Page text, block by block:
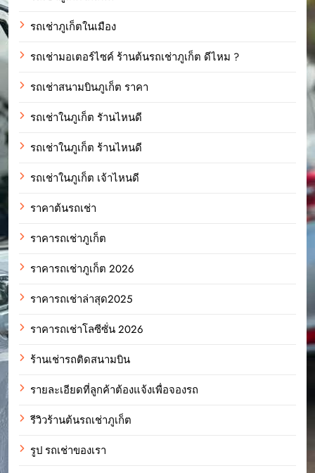
รถเช่าภูเก็ตในเมือง
รถเช่ามอเตอร์ไซค์ ร้านต้นรถเช่าภูเก็ต ดีไหม ?
รถเช่าสนามบินภูเก็ต ราคา
รถเช่าในภูเก็ต รัานไหนดี
รถเช่าในภูเก็ต ร้านไหนดี
รถเช่าในภูเก็ต เจ้าไหนดี
ราคาต้นรถเช่า
ราคารถเช่าภูเก็ต
ราคารถเช่าภูเก็ต 2026
ราคารถเช่าล่าสุด2025
ราคารถเช่าโลซีซั่น 2026
ร้านเช่ารถติดสนามบิน
รายละเอียดที่ลูกค้าต้องแจ้งเพื่อจองรถ
รีวิวร้านต้นรถเช่าภูเก็ต
รูป รถเช่าของเรา